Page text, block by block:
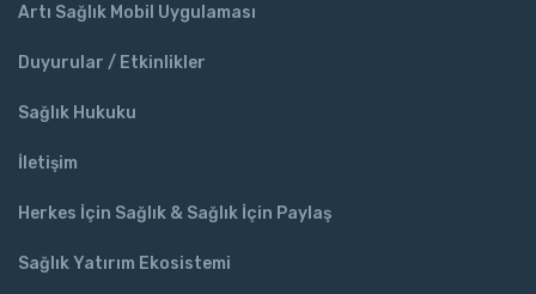
Artı Sağlık Mobil Uygulaması
Duyurular / Etkinlikler
Sağlık Hukuku
İletişim
Herkes İçin Sağlık & Sağlık İçin Paylaş
Sağlık Yatırım Ekosistemi